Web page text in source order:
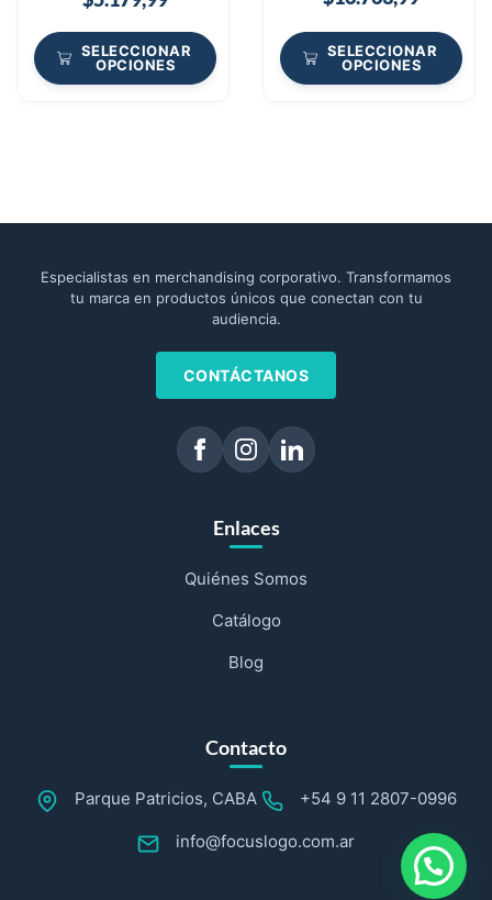
SELECCIONAR
OPCIONES
SELECCIONAR
OPCIONES
Especialistas en merchandising corporativo. Transformamos
tu marca en productos únicos que conectan con tu
audiencia.
CONTÁCTANOS
Enlaces
Quiénes Somos
Catálogo
Blog
Contacto
Parque Patricios, CABA +54 9 11 2807-0996
info@focuslogo.com.ar